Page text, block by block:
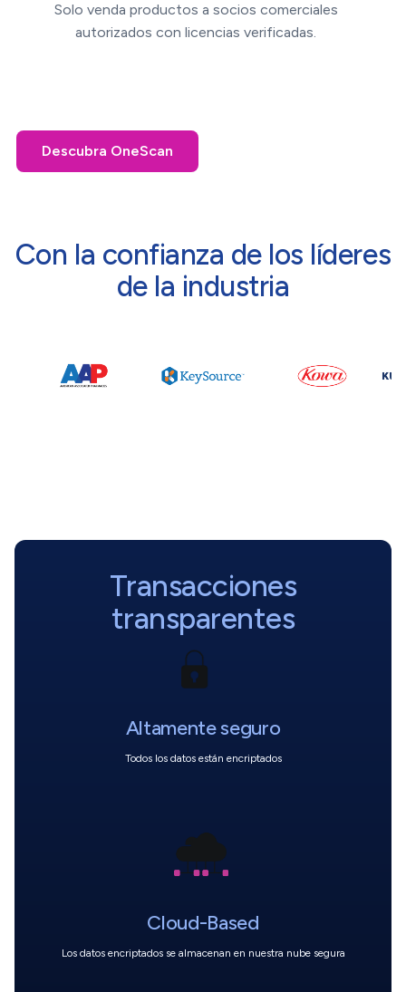
Solo venda productos a socios comerciales
autorizados con licencias verificadas.
Descubra OneScan
Con la confianza de los líderes
de la industria
Transacciones
transparentes
Altamente seguro
Todos los datos están encriptados
Cloud-Based
Los datos encriptadosse almacenan en nuestra nube segura